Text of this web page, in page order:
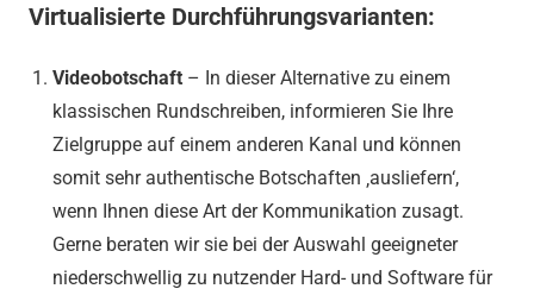
Virtualisierte Durchführungsvarianten:
Videobotschaft – In dieser Alternative zu einem
klassischen Rundschreiben, informieren Sie Ihre
Zielgruppe auf einem anderen Kanal und können
somit sehr authentische Botschaften ‚ausliefern‘,
wenn Ihnen diese Art der Kommunikation zusagt.
Gerne beraten wir sie bei der Auswahl geeigneter
niederschwellig zu nutzender Hard- und Software für